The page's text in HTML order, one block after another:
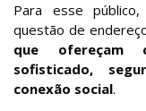
Para esse
questão de
que ofereçam
sofisticado,
conexão social.